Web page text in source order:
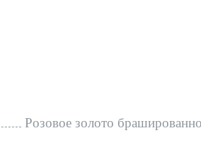
Розовое золото